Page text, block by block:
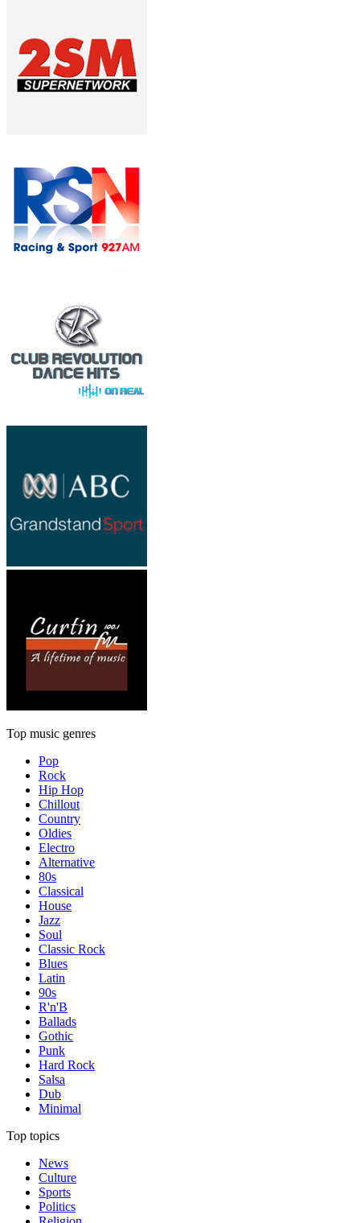
Top music genres
Pop
Rock
Hip Hop
Chillout
Country
Oldies
Electro
Alternative
80s
Classical
House
Jazz
Soul
Classic Rock
Blues
Latin
90s
R'n'B
Ballads
Gothic
Punk
Hard Rock
Salsa
Dub
Minimal
Top topics
News
Culture
Sports
Politics